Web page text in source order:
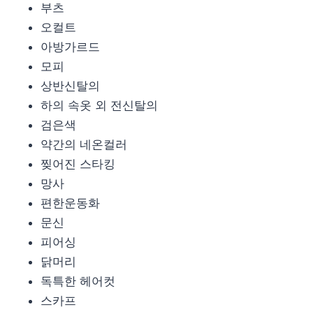
부츠
오컬트
아방가르드
모피
상반신탈의
하의 속옷 외 전신탈의
검은색
약간의 네온컬러
찢어진 스타킹
망사
편한운동화
문신
피어싱
닭머리
독특한 헤어컷
스카프